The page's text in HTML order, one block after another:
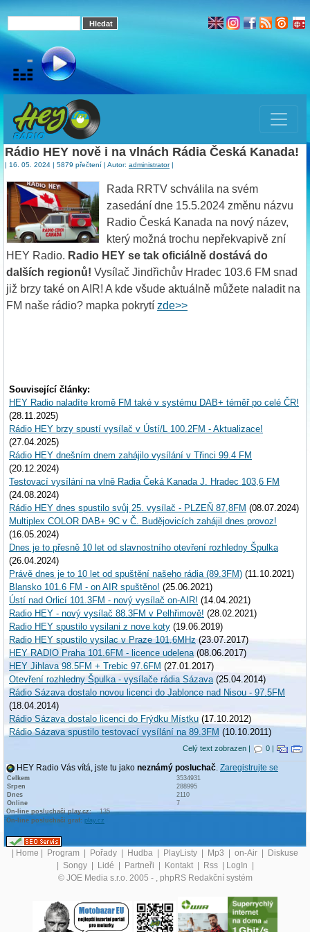
Rádio HEY nově i na vlnách Rádia Česká Kanada!
| 16. 05. 2024 | 5879 přečtení | Autor: administrator|
Rada RRTV schválila na svém
zasedání dne 15.5.2024 změnu názvu
Radio Česká Kanada na nový název,
který možná trochu nepřekvapivě zní
HEY Radio. Radio HEY se tak oficiálně dostává do
dalších regionů! Vysílač Jindřichův Hradec 103.6 FM snad
již brzy také on AIR! A kde všude aktuálně můžete naladit na
FM naše rádio? mapka pokrytí zde>>
Související články:
HEY Radio naladíte kromě FM také v systému DAB+ téměř po celé ČR!
(28.11.2025)
Rádio HEY brzy spustí vysílač v Ústí/L 100.2FM - Aktualizace!
(27.04.2025)
Rádio HEY dnešním dnem zahájilo vysílání v Třinci 99.4 FM
(20.12.2024)
Testovací vysílání na vlně Radia Čeká Kanada J. Hradec 103,6 FM
(24.08.2024)
Rádio HEY dnes spustilo svůj 25. vysílač - PLZEŇ 87,8FM (08.07.2024)
Multiplex COLOR DAB+ 9C v Č. Budějovicích zahájil dnes provoz!
(16.05.2024)
Dnes je to přesně 10 let od slavnostního otevření rozhledny Špulka
(26.04.2024)
Právě dnes je to 10 let od spuštění našeho rádia (89.3FM) (11.10.2021)
Blansko 101.6 FM - on AIR spuštěno! (25.06.2021)
Ústí nad Orlicí 101.3FM - nový vysílač on-AIR! (14.04.2021)
Radio HEY - nový vysílač 88.3FM v Pelhřimově! (28.02.2021)
Radio HEY spustilo vysilani z nove koty (19.06.2019)
Radio HEY spustilo vysilac v Praze 101,6MHz(23.07.2017)
HEY RADIO Praha 101.6FM - licence udelena (08.06.2017)
HEY Jihlava 98.5FM + Trebic 97.6FM (27.01.2017)
Otevření rozhledny Špulka - vysílače rádia Sázava (25.04.2014)
Rádio Sázava dostalo novou licenci do Jablonce nad Nisou - 97.5FM
(18.04.2014)
Rádio Sázava dostalo licenci do Frýdku Místku (17.10.2012)
Rádio Sázava spustilo testovací vysílání na 89.3FM (10.10.2011)
Celý text zobrazen | 0 |
HEY Radio Vás vítá, jste tu jako neznámý posluchač. Zaregistrujte se
Celkem
3534931
Srpen
288995
Dnes
2110
Online
7
On-line posluchači play.cz:
135
On-line posluchači graf: play.cz
Home Program Pořady Hudba PlayListy Mp3 on-Air
Diskuse
Songy Lidé Partneři Kontakt Rss LogIn
© JOE Media s.r.o. 2005 - , phpRS Redakční systém